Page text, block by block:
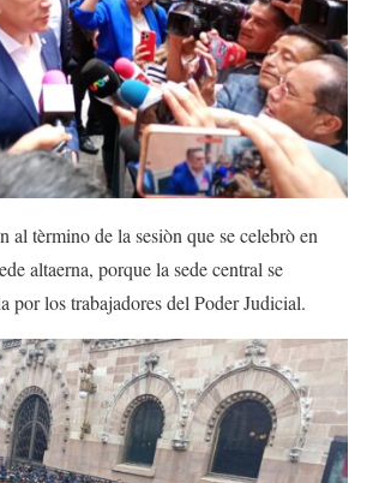
al tèrmino de la sesiòn que se celebrò en
altaerna, porque la sede central se
por los trabajadores del Poder Judicial.